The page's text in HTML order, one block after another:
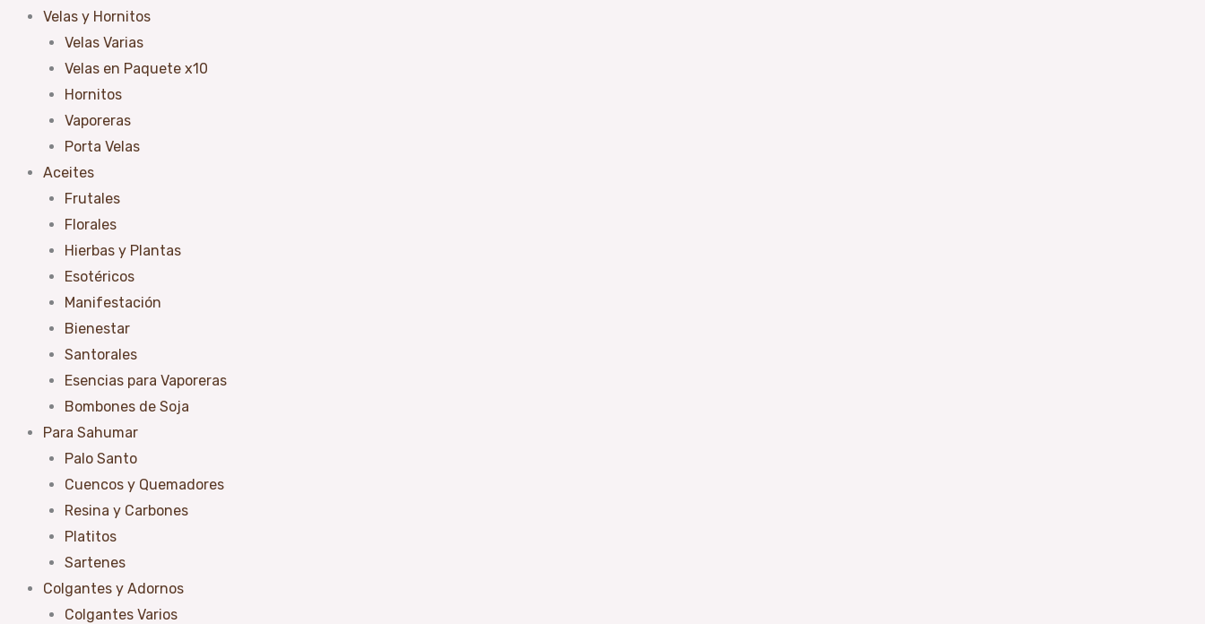
Velas y Hornitos
Velas Varias
Velas en Paquete x10
Hornitos
Vaporeras
Porta Velas
Aceites
Frutales
Florales
Hierbas y Plantas
Esotéricos
Manifestación
Bienestar
Santorales
Esencias para Vaporeras
Bombones de Soja
Para Sahumar
Palo Santo
Cuencos y Quemadores
Resina y Carbones
Platitos
Sartenes
Colgantes y Adornos
Colgantes Varios